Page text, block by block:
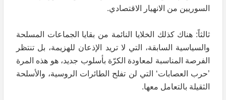
السوريين من الانهيار الاقتصادي.
ثالثاً: هناك كذلك الخلايا النائمة من بقايا الجماعات المسلحة
والسياسية السابقة، التي لا تريد الإذعان للهزيمة، بل تنتظر
الفرصة المناسبة لمعاودة الكرّة بأسلوب جديد، هو هذه المرة
’حرب العصابات‘ التي لن تفلح الطائرات الروسية، والأسلحة
الثقيلة بالتعامل معها.